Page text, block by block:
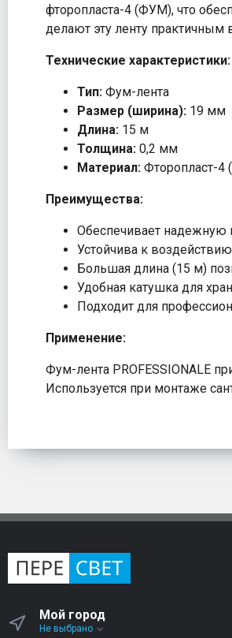
фторопласта-4 (ФУМ), что
делают эту ленту практичным
Технические характеристики:
Тип: Фум-лента
Размер (ширина): 19 мм
Длина: 15 м
Толщина: 0,2 мм
Материал: Фторопласт-
Преимущества:
Обеспечивает надежную
Устойчива к
Большая длина (15 м)
Удобная катушка для
Подходит для
Применение:
Фум-лента PROFESSIONALE
Используется при монтаже
Мой город
Не выбрано